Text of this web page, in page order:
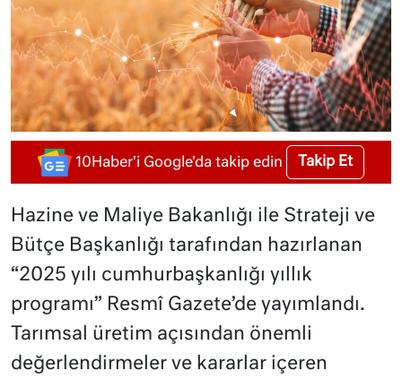
10Haber'i Google'da takip edin Takip Et
Hazine ve Maliye Bakanlığı ile Strateji ve
Bütçe Başkanlığı tarafından hazırlanan
“2025 yılı cumhurbaşkanlığı yıllık
programı” Resmî Gazete’de yayımlandı.
Tarımsal üretim açısından önemli
değerlendirmeler ve kararlar içeren